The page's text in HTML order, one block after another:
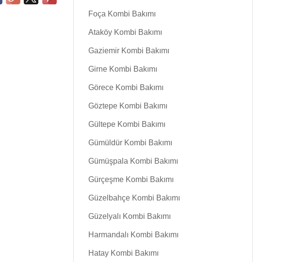
Foça Kombi Bakımı
Ataköy Kombi Bakımı
Gaziemir Kombi Bakımı
Girne Kombi Bakımı
Görece Kombi Bakımı
Göztepe Kombi Bakımı
Gültepe Kombi Bakımı
Gümüldür Kombi Bakımı
Gümüşpala Kombi Bakımı
Gürçeşme Kombi Bakımı
Güzelbahçe Kombi Bakımı
Güzelyalı Kombi Bakımı
Harmandalı Kombi Bakımı
Hatay Kombi Bakımı